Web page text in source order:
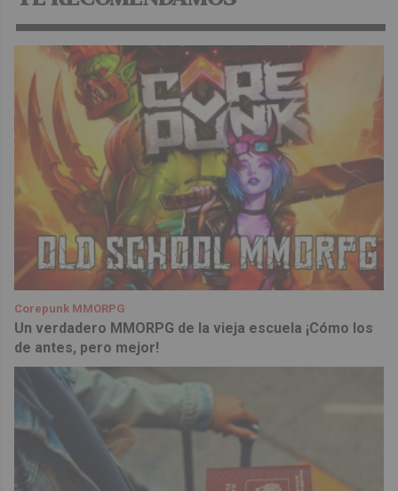
Corepunk MMORPG
Un verdadero MMORPG de la vieja escuela ¡Cómo los
de antes, pero mejor!